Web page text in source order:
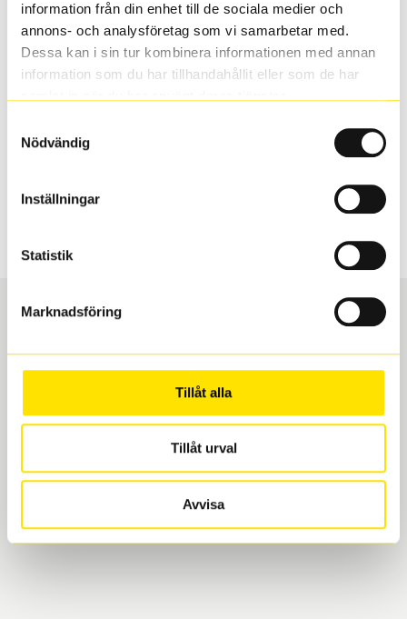
information från din enhet till de sociala medier och
annons- och analysföretag som vi samarbetar med.
Dessa kan i sin tur kombinera informationen med annan
information som du har tillhandahållit eller som de har
Nödvändig
Inställningar
Statistik
Marknadsföring
Tillåt alla
Tillåt urval
Avvisa
Ange registreringsnummer för att se om det däck du
valt passar din bilmodell. Om du köper däck som skall
sättas på dina befintliga fälgar, se till att kolla en extra
inte vara samma dimension som bilen hade ut från
Boka och hämta hos Däckspecialen
När du beställer dina nya däck eller fälgar hos oss
levereras de direkt till någon av våra däckverkstäder i
Göteborg. Välj mellan Hisingen (Bäckebol) eller
Mölndal. I beställningen anger du datum och tid för
vi till att de uppfyller alla krav för en säker körning.